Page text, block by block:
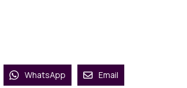
WhatsApp Email